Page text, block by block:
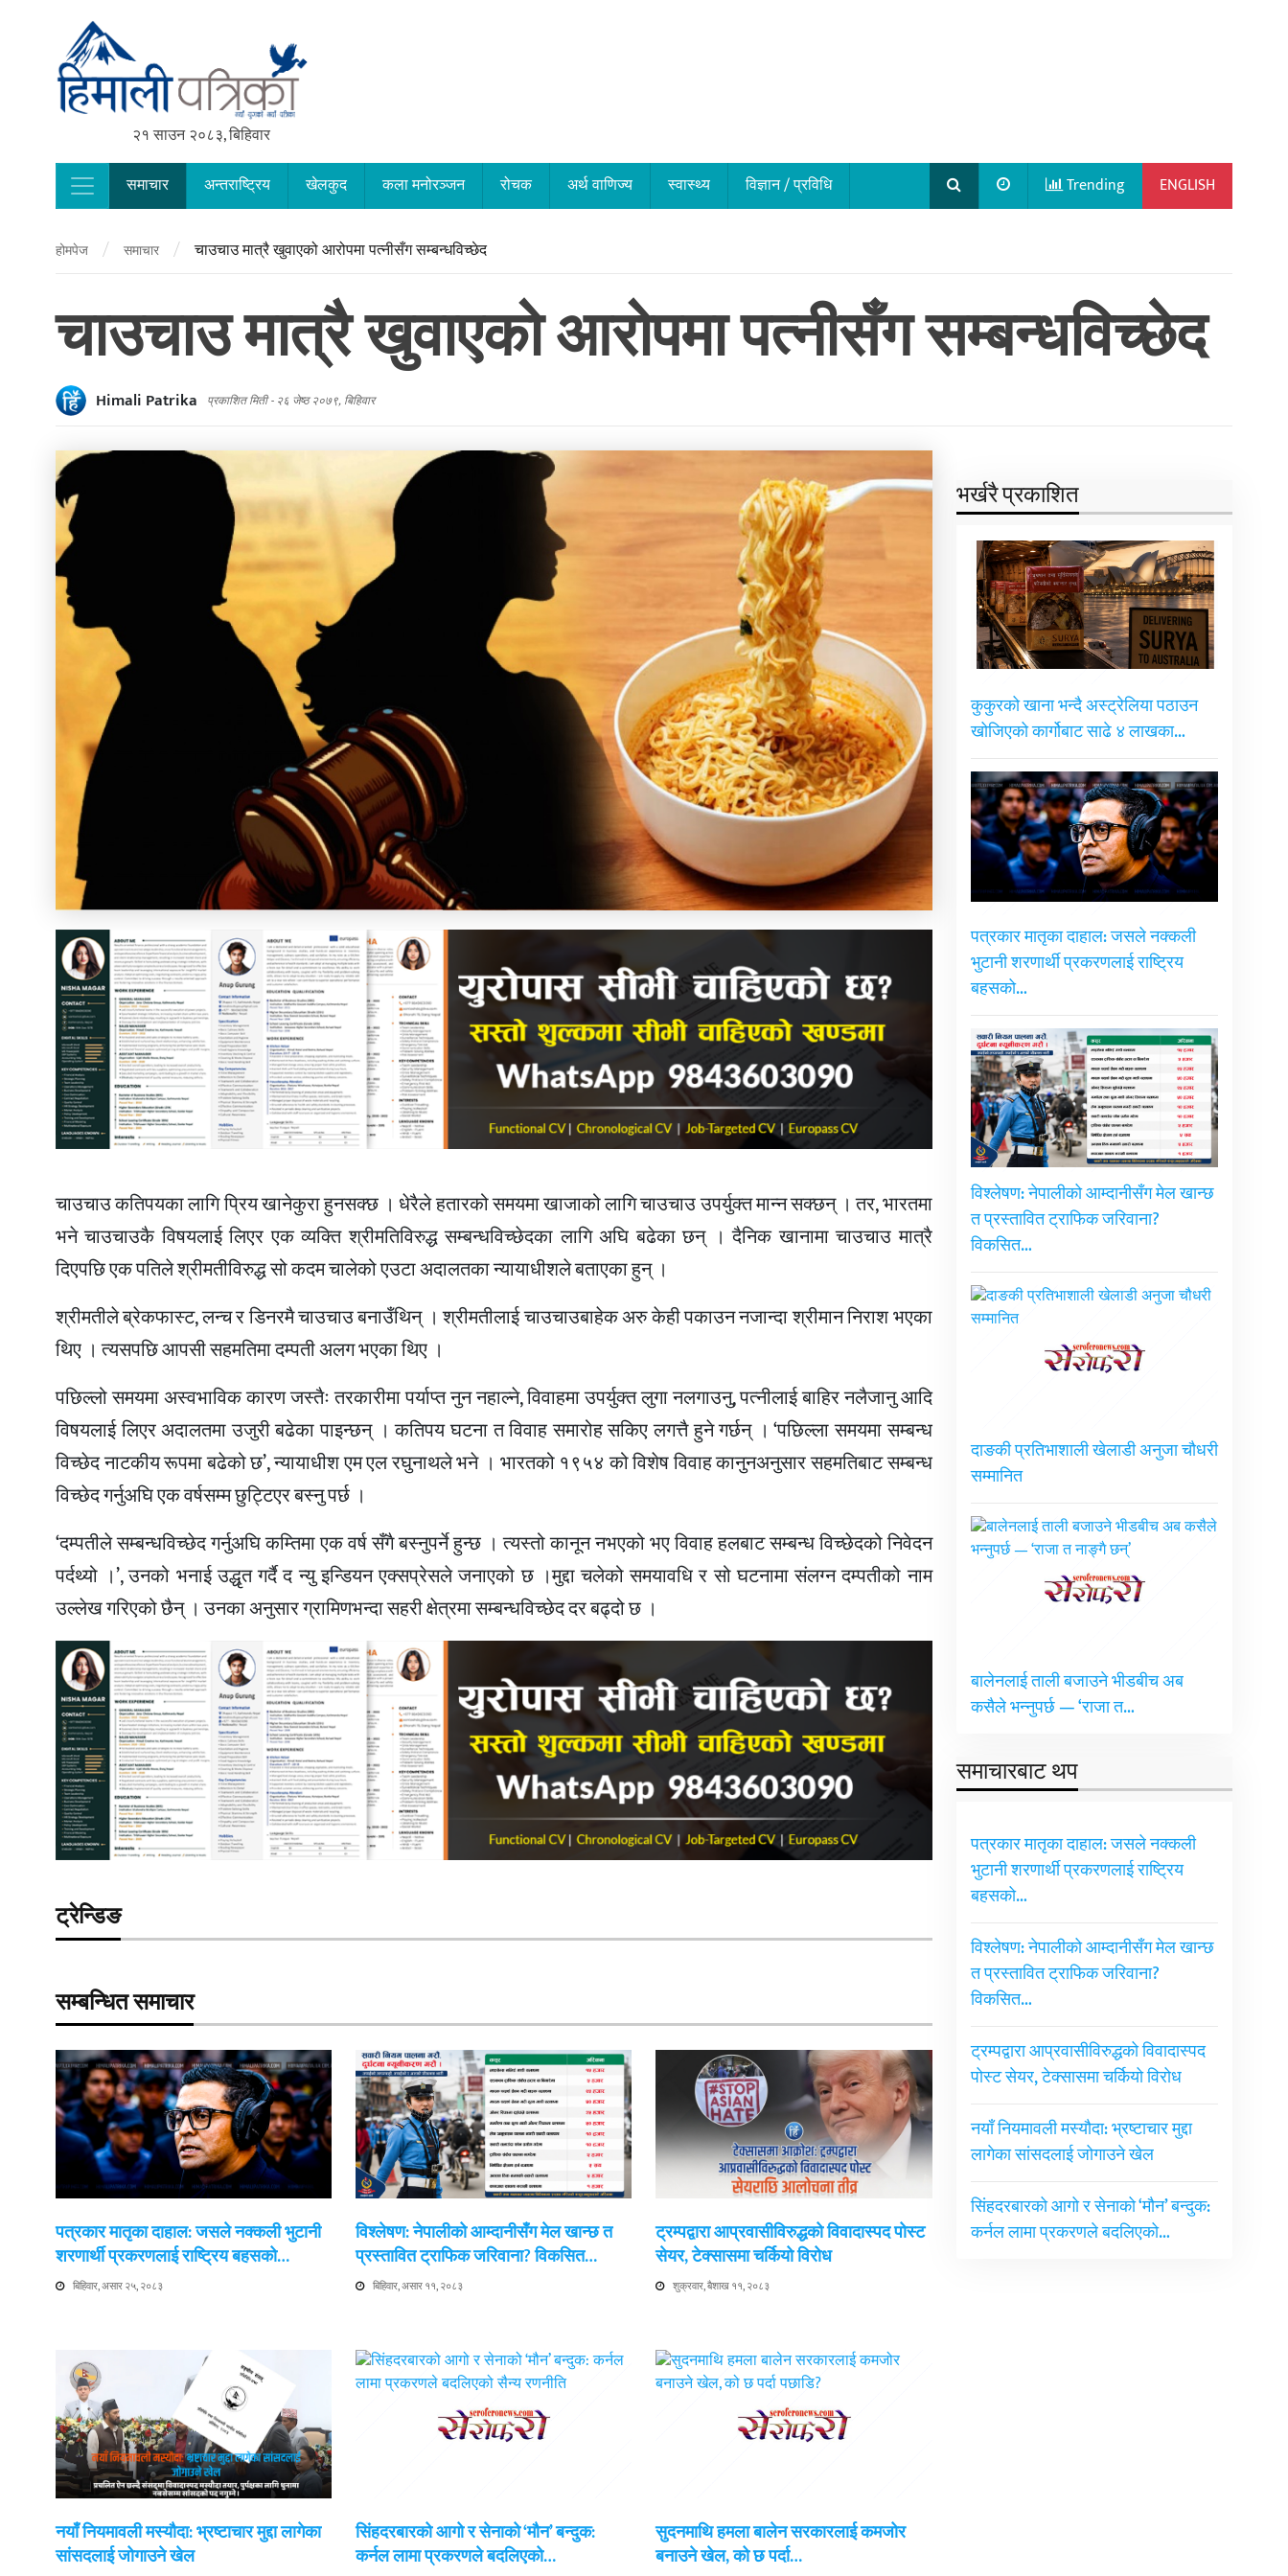
२१ साउन २०८३, बिहिवार
Main Navigation
समाचार अन्तराष्ट्रिय खेलकुद कला मनोरञ्जन रोचक अर्थ वाणिज्य स्वास्थ्य विज्ञान / प्रविधि Trending ENGLISH
होमपेज / समाचार / चाउचाउ मात्रै खुवाएको आरोपमा पत्नीसँग सम्बन्धविच्छेद
चाउचाउ मात्रै खुवाएको आरोपमा पत्नीसँग सम्बन्धविच्छेद
Himali Patrika प्रकाशित मिती - २६ जेष्ठ २०७९, बिहिवार
चाउचाउ कतिपयका लागि प्रिय खानेकुरा हुनसक्छ । धेरैले हतारको समयमा खाजाको लागि चाउचाउ उपर्युक्त मान्न सक्छन् । तर, भारतमा
भने चाउचाउकै विषयलाई लिएर एक व्यक्ति श्रीमतिविरुद्ध सम्बन्धविच्छेदका लागि अघि बढेका छन् । दैनिक खानामा चाउचाउ मात्रै
दिएपछि एक पतिले श्रीमतीविरुद्ध सो कदम चालेको एउटा अदालतका न्यायाधीशले बताएका हुन् ।
श्रीमतीले ब्रेकफास्ट, लन्च र डिनरमै चाउचाउ बनाउँथिन् । श्रीमतीलाई चाउचाउबाहेक अरु केही पकाउन नजान्दा श्रीमान निराश भएका
थिए । त्यसपछि आपसी सहमतिमा दम्पती अलग भएका थिए ।
पछिल्लो समयमा अस्वभाविक कारण जस्तैः तरकारीमा पर्याप्त नुन नहाल्ने, विवाहमा उपर्युक्त लुगा नलगाउनु, पत्नीलाई बाहिर नलैजानु आदि
विषयलाई लिएर अदालतमा उजुरी बढेका पाइन्छन् । कतिपय घटना त विवाह समारोह सकिए लगत्तै हुने गर्छन् । ‘पछिल्ला समयमा सम्बन्ध
विच्छेद नाटकीय रूपमा बढेको छ’, न्यायाधीश एम एल रघुनाथले भने । भारतको १९५४ को विशेष विवाह कानुनअनुसार सहमतिबाट सम्बन्ध
विच्छेद गर्नुअघि एक वर्षसम्म छुट्टिएर बस्नु पर्छ ।
‘दम्पतीले सम्बन्धविच्छेद गर्नुअघि कम्तिमा एक वर्ष सँगै बस्नुपर्ने हुन्छ । त्यस्तो कानून नभएको भए विवाह हलबाट सम्बन्ध विच्छेदको निवेदन
पर्दथ्यो ।’, उनको भनाई उद्धृत गर्दै द न्यु इन्डियन एक्सप्रेसले जनाएको छ ।मुद्दा चलेको समयावधि र सो घटनामा संलग्न दम्पतीको नाम
उल्लेख गरिएको छैन् । उनका अनुसार ग्रामिणभन्दा सहरी क्षेत्रमा सम्बन्धविच्छेद दर बढ्दो छ ।
ट्रेन्डिङ
सम्बन्धित समाचार
पत्रकार मातृका दाहाल: जसले नक्कली भुटानी
शरणार्थी प्रकरणलाई राष्ट्रिय बहसको…
बिहिवार, असार २५, २०८३
विश्लेषण: नेपालीको आम्दानीसँग मेल खान्छ त
प्रस्तावित ट्राफिक जरिवाना? विकसित…
बिहिवार, असार ११, २०८३
ट्रम्पद्वारा आप्रवासीविरुद्धको विवादास्पद पोस्ट
सेयर, टेक्सासमा चर्कियो विरोध
शुक्रवार, बैशाख ११, २०८३
नयाँ नियमावली मस्यौदा: भ्रष्टाचार मुद्दा लागेका
सांसदलाई जोगाउने खेल
सिंहदरबारको आगो र सेनाको ‘मौन’ बन्दुक:
कर्नल लामा प्रकरणले बदलिएको…
सुदनमाथि हमला बालेन सरकारलाई कमजोर
बनाउने खेल, को छ पर्दा…
भर्खरै प्रकाशित
कुकुरको खाना भन्दै अस्ट्रेलिया पठाउन
खोजिएको कार्गोबाट साढे ४ लाखका…
पत्रकार मातृका दाहाल: जसले नक्कली
भुटानी शरणार्थी प्रकरणलाई राष्ट्रिय
बहसको…
विश्लेषण: नेपालीको आम्दानीसँग मेल खान्छ
त प्रस्तावित ट्राफिक जरिवाना?
विकसित…
दाङकी प्रतिभाशाली खेलाडी अनुजा चौधरी
सम्मानित
बालेनलाई ताली बजाउने भीडबीच अब
कसैले भन्नुपर्छ — ‘राजा त…
समाचारबाट थप
पत्रकार मातृका दाहाल: जसले नक्कली
भुटानी शरणार्थी प्रकरणलाई राष्ट्रिय
बहसको…
विश्लेषण: नेपालीको आम्दानीसँग मेल खान्छ
त प्रस्तावित ट्राफिक जरिवाना?
विकसित…
ट्रम्पद्वारा आप्रवासीविरुद्धको विवादास्पद
पोस्ट सेयर, टेक्सासमा चर्कियो विरोध
नयाँ नियमावली मस्यौदा: भ्रष्टाचार मुद्दा
लागेका सांसदलाई जोगाउने खेल
सिंहदरबारको आगो र सेनाको ‘मौन’ बन्दुक:
कर्नल लामा प्रकरणले बदलिएको…